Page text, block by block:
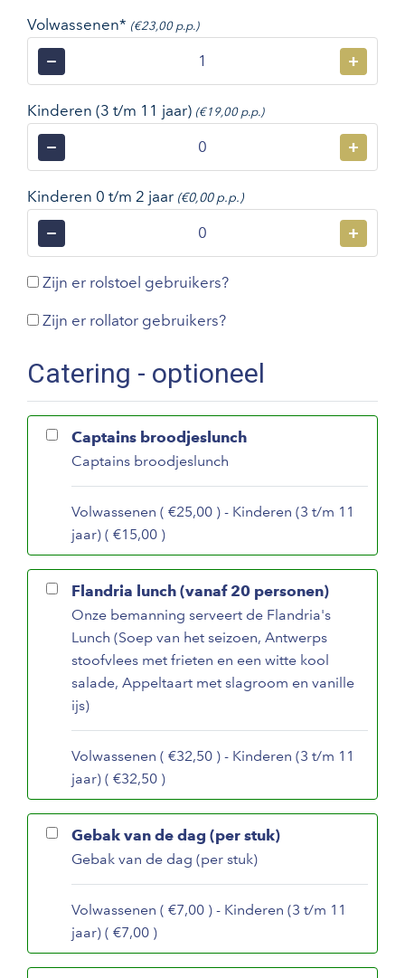
Volwassenen* (€23,00 p.p.)
− +
Kinderen (3 t/m 11 jaar) (€19,00 p.p.)
− +
Kinderen 0 t/m 2 jaar (€0,00 p.p.)
− +
Zijn er rolstoel gebruikers?
Zijn er rollator gebruikers?
Catering - optioneel
Captains broodjeslunch
Captains broodjeslunch
Volwassenen ( €25,00 ) - Kinderen (3 t/m 11
jaar) ( €15,00 )
Flandria lunch (vanaf 20 personen)
Onze bemanning serveert de Flandria's
Lunch (Soep van het seizoen, Antwerps
stoofvlees met frieten en een witte kool
salade, Appeltaart met slagroom en vanille
ijs)
Volwassenen ( €32,50 ) - Kinderen (3 t/m 11
jaar) ( €32,50 )
Gebak van de dag (per stuk)
Gebak van de dag (per stuk)
Volwassenen ( €7,00 ) - Kinderen (3 t/m 11
jaar) ( €7,00 )